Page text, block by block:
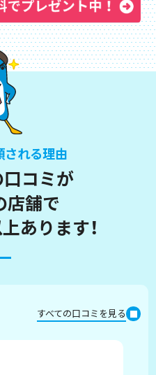
される理由
コミが
店舗で
あります！
すべての口コミを見る